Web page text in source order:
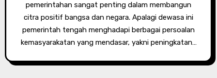
pemerintahan sangat penting dalam membangun
citra positif bangsa dan negara. Apalagi dewasa ini
pemerintah tengah menghadapi berbagai persoalan
kemasyarakatan yang mendasar, yakni peningkatan…